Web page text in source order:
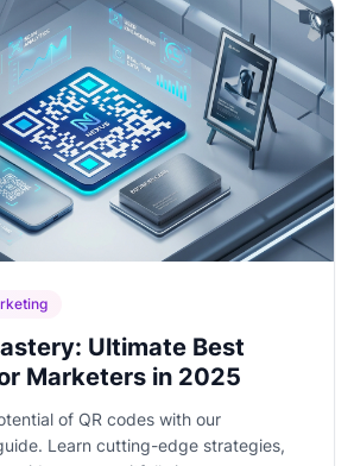
Ultimate Best
Marketers in 2025
of QR codes with our
Learn cutting-edge strategies,